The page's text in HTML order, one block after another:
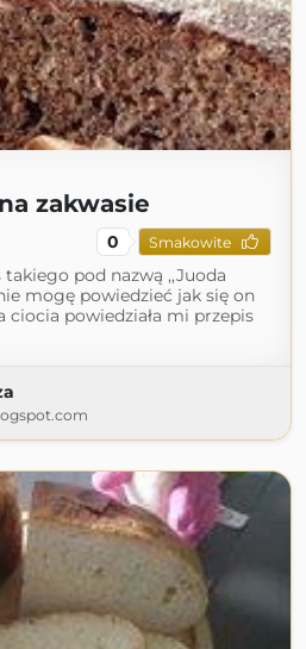
zakwasie
0 Smakowite
pod nazwą ,,Juoda
mogę powiedzieć jak się on
ciocia powiedziała mi przepis